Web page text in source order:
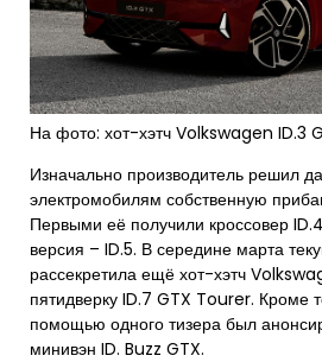
На фото: хот-хэтч Volkswagen ID.3
Изначально производитель решил
электромобилям собственную
Первыми её получили кроссовер
версия – ID.5. В середине марта
рассекретила ещё хот-хэтч
пятидверку ID.7 GTX Tourer. Кроме
помощью одного тизера был
минивэн ID. Buzz GTX.